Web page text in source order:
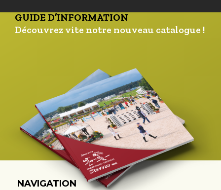
GUIDE D’INFORMATION
Découvrez vite notre nouveau catalogue !
NAVIGATION